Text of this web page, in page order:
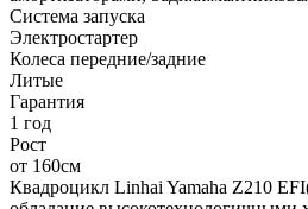
Система запуска
Электростартер
Колеса передние/задние
Литые
Гарантия
1 год
Рост
от 160см
Квадроцикл Linhai Yamaha Z210